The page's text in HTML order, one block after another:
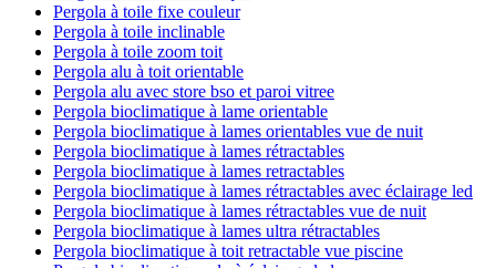
Pergola à toile fixe couleur
Pergola à toile inclinable
Pergola à toile zoom toit
Pergola alu à toit orientable
Pergola alu avec store bso et paroi vitree
Pergola bioclimatique à lame orientable
Pergola bioclimatique à lames orientables vue de nuit
Pergola bioclimatique à lames rétractables
Pergola bioclimatique à lames retractables
Pergola bioclimatique à lames rétractables avec éclairage led
Pergola bioclimatique à lames rétractables vue de nuit
Pergola bioclimatique à lames ultra rétractables
Pergola bioclimatique à toit retractable vue piscine